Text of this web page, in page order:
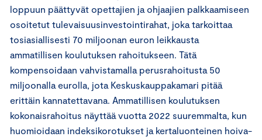
loppuun päättyvät opettajien ja ohjaajien palkkaamiseen
osoitetut tulevaisuusinvestointirahat, joka tarkoittaa
tosiasiallisesti 70 miljoonan euron leikkausta
ammatillisen koulutuksen rahoitukseen. Tätä
kompensoidaan vahvistamalla perusrahoitusta 50
miljoonalla eurolla, jota Keskuskauppakamari pitää
erittäin kannatettavana. Ammatillisen koulutuksen
kokonaisrahoitus näyttää vuotta 2022 suuremmalta, kun
huomioidaan indeksikorotukset ja kertaluonteinen hoiva-